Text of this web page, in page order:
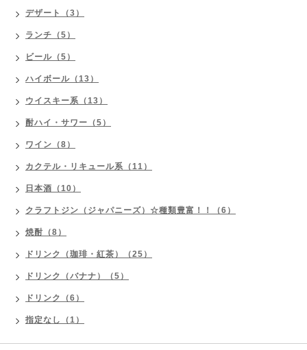
デザート（3）
ランチ（5）
ビール（5）
ハイボール（13）
ウイスキー系（13）
酎ハイ・サワー（5）
ワイン（8）
カクテル・リキュール系（11）
日本酒（10）
クラフトジン（ジャパニーズ）☆種類豊富！！（6）
焼酎（8）
ドリンク（珈琲・紅茶）（25）
ドリンク（バナナ）（5）
ドリンク（6）
指定なし（1）